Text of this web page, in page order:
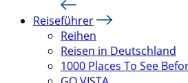
Reiseführer
Reihen
Reisen in Deutschland
1000 Places To See